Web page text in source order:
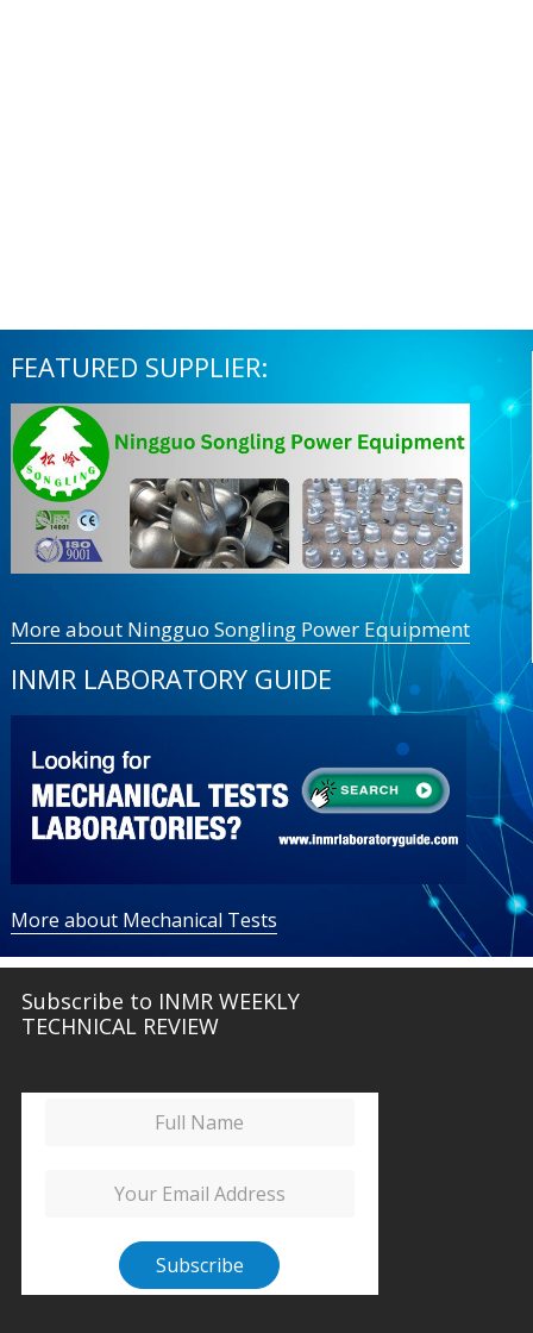
FEATURED SUPPLIER:
More about Ningguo Songling Power Equipment
INMR LABORATORY GUIDE
More about Mechanical Tests
Subscribe to INMR WEEKLY
TECHNICAL REVIEW